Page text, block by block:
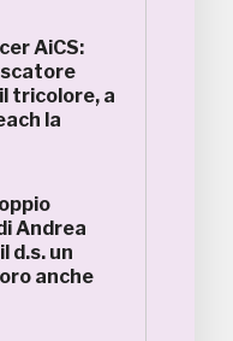
AiCS:
tricolore, a
la
Andrea
d.s. un
anche